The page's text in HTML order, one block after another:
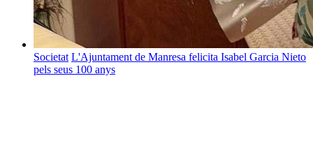
Societat L'Ajuntament de Manresa felicita Isabel Garcia Nieto
pels seus 100 anys